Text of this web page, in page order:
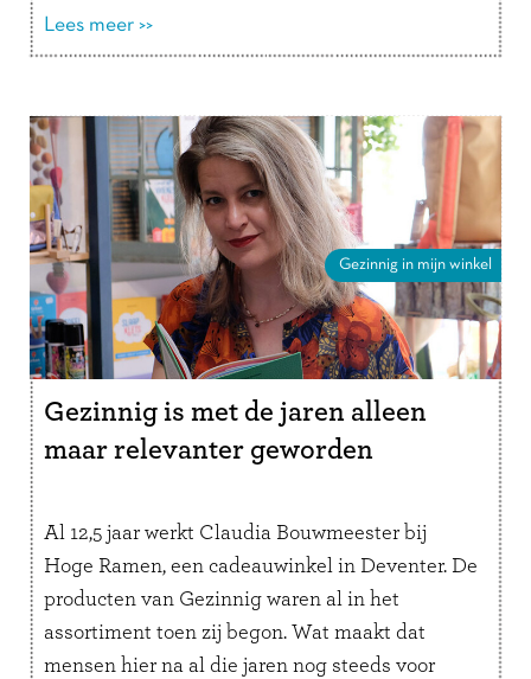
verder
Lees meer >>
Gezinnig in mijn winkel
Gezinnig is met de jaren alleen
maar relevanter geworden
Al 12,5 jaar werkt Claudia Bouwmeester bij
Hoge Ramen, een cadeauwinkel in Deventer. De
producten van Gezinnig waren al in het
assortiment toen zij begon. Wat maakt dat
mensen hier na al die jaren nog steeds voor